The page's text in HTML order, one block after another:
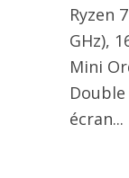
Ryzen
GHz),
Mini
écran...